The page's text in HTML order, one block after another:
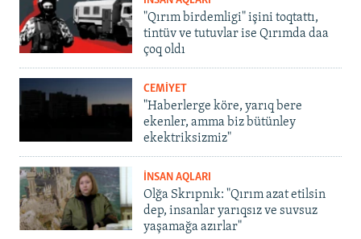
"Qırım birdemligi" işini toqtattı,
tintüv ve tutuvlar ise Qırımda daa
çoq oldı
CEMİYET
"Haberlerge köre, yarıq bere
ekenler, amma biz bütünley
ekektriksizmiz"
İNSAN AQLARI
Olğa Skrıpnık: "Qırım azat etilsin
dep, insanlar yarıqsız ve suvsuz
yaşamağa azırlar"